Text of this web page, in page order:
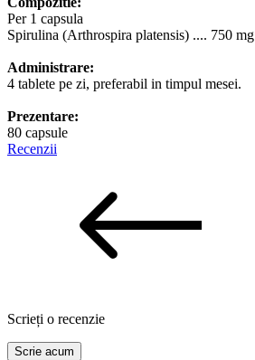
Per 1 capsula
Spirulina (Arthrospira platensis) .... 750 mg
Administrare:
4 tablete pe zi, preferabil in timpul mesei.
Prezentare:
80 capsule
Recenzii
Scrieți o recenzie
Scrie acum